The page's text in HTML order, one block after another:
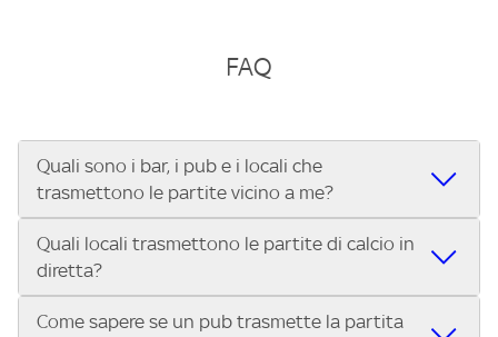
FAQ
Quali sono i bar, i pub e i locali che
trasmettono le partite vicino a me?
Se cerchi un bar, pub, ristorante o locale vicino a te per
vedere le partite di Serie A ENILIVE, la Serie C Sky Wifi, la
UEFA Champions League, la UEFA Europa League, la UEFA
Conference League, il Tennis, la Formula 1®, la MotoGP™ e
Quali locali trasmettono le partite di calcio in
diretta?
Vuoi sapere quali bar, pub o ristoranti mostrano le partite
Come sapere se un pub trasmette la partita